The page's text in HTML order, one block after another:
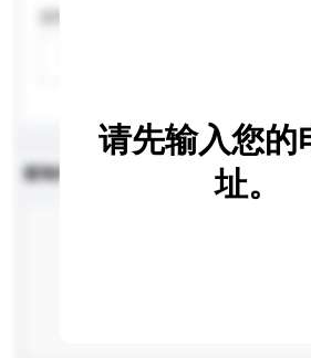
查询内容
请先输入您的
址。